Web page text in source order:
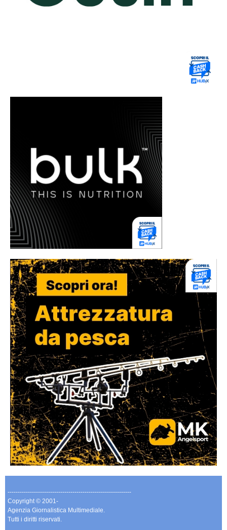
-------------------------------------------------------------
Copyright © 2001-
Agenzia Giornalistica Multimediale.
Tutti i diritti riservati.